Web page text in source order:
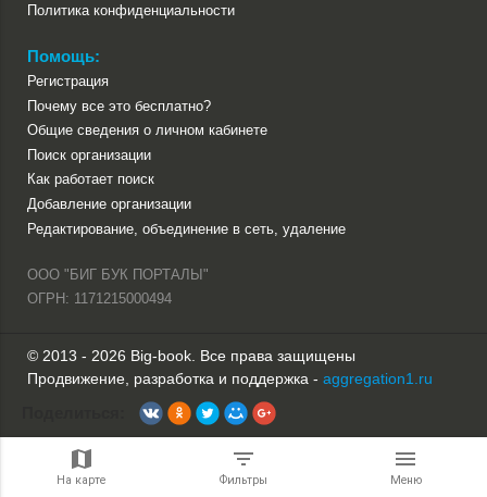
На карте Фильтры Меню
Политика конфиденциальности
Помощь:
Регистрация
Почему все это бесплатно?
Общие сведения о личном кабинете
Поиск организации
Как работает поиск
Добавление организации
Редактирование, объединение в сеть, удаление
ООО "БИГ БУК ПОРТАЛЫ"
ОГРН: 1171215000494
© 2013 - 2026 Big-book. Все права защищены
Продвижение, разработка и поддержка - aggregation1.ru